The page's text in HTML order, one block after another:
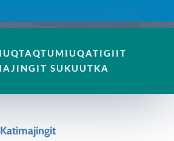
SUKUUTKA